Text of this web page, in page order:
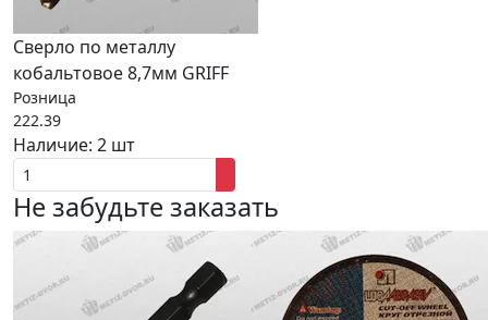
Сверло по металлу
кобальтовое 8,7мм GRIFF
Розница
222.39
Наличие: 2 шт
Не забудьте заказать